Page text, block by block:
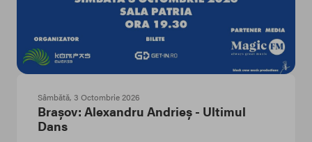
Sâmbătă, 3 Octombrie 2026
Brașov: Alexandru Andrieș - Ultimul
Dans